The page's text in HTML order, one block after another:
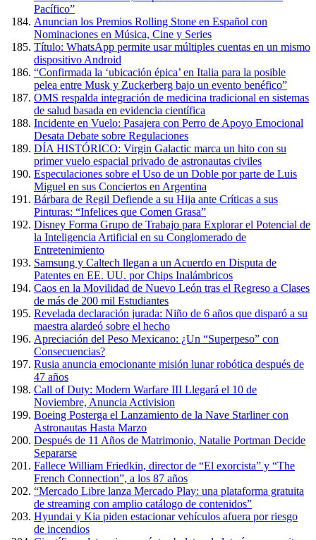
Pacífico”
Anuncian los Premios Rolling Stone en Español con
Nominaciones en Música, Cine y Series
Título: WhatsApp permite usar múltiples cuentas en un mismo
dispositivo Android
“Confirmada la ‘ubicación épica’ en Italia para la posible
pelea entre Musk y Zuckerberg bajo un evento benéfico”
OMS respalda integración de medicina tradicional en sistemas
de salud basada en evidencia científica
Incidente en Vuelo: Pasajera con Perro de Apoyo Emocional
Desata Debate sobre Regulaciones
DÍA HISTÓRICO: Virgin Galactic marca un hito con su
primer vuelo espacial privado de astronautas civiles
Especulaciones sobre el Uso de un Doble por parte de Luis
Miguel en sus Conciertos en Argentina
Bárbara de Regil Defiende a su Hija ante Críticas a sus
Pinturas: “Infelices que Comen Grasa”
Disney Forma Grupo de Trabajo para Explorar el Potencial de
la Inteligencia Artificial en su Conglomerado de
Entretenimiento
Samsung y Caltech llegan a un Acuerdo en Disputa de
Patentes en EE. UU. por Chips Inalámbricos
Caos en la Movilidad de Nuevo León tras el Regreso a Clases
de más de 200 mil Estudiantes
Revelada declaración jurada: Niño de 6 años que disparó a su
maestra alardeó sobre el hecho
Apreciación del Peso Mexicano: ¿Un “Superpeso” con
Consecuencias?
Rusia anuncia emocionante misión lunar robótica después de
47 años
Call of Duty: Modern Warfare III Llegará el 10 de
Noviembre, Anuncia Activision
Boeing Posterga el Lanzamiento de la Nave Starliner con
Astronautas Hasta Marzo
Después de 11 Años de Matrimonio, Natalie Portman Decide
Separarse
Fallece William Friedkin, director de “El exorcista” y “The
French Connection”, a los 87 años
“Mercado Libre lanza Mercado Play: una plataforma gratuita
de streaming con amplio catálogo de contenidos”
Hyundai y Kia piden estacionar vehículos afuera por riesgo
de incendios